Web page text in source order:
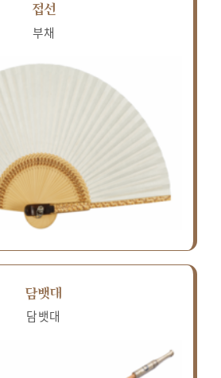
접선
부채
담뱃대
담뱃대